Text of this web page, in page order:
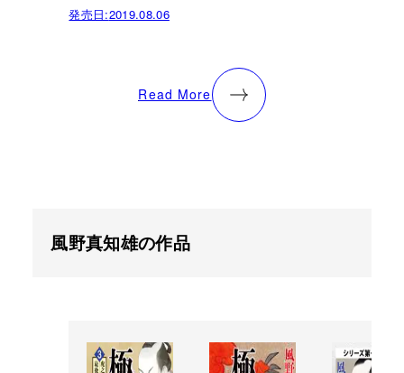
発売日:2019.08.06
Read More
風野真知雄の作品